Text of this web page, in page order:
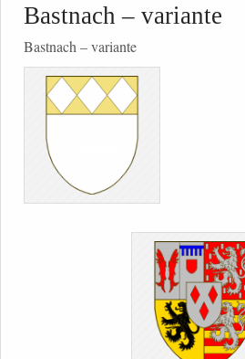
Bastnach – variante
Bastnach – variante